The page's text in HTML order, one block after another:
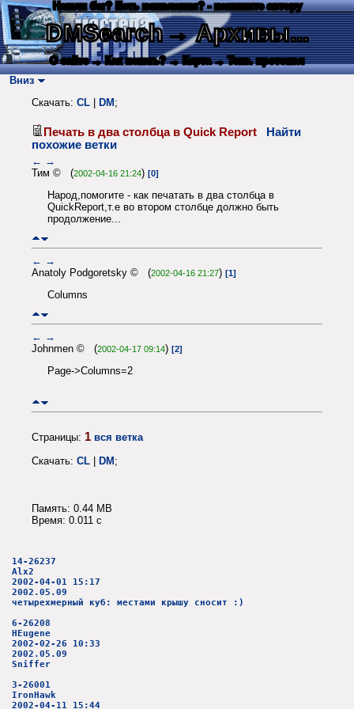
Нашли баг? Есть пожелания? - напишите автору
DMSearch→ Архивы...
О сайте → Как искать? → Карта → Текс. протокол
Вниз
Скачать: CL DM ;
Печать в два столбца в Quick Report
Найти
похожие ветки
← →
Тим © (2002-04-16 21:24) [0]
Народ,помогите - как печатать в два столбца в
QuickReport,т.е во втором столбце должно быть
продолжение...
← →
Anatoly Podgoretsky © (2002-04-16 21:27) [1]
Columns
← →
Johnmen © (2002-04-17 09:14) [2]
Page->Columns=2
Страницы: 1 вся ветка
Скачать: CL | DM;
Память: 0.44 MB
Время: 0.011 c
14-26237
Alx2
2002-04-01 15:17
2002.05.09
четырехмерный куб: местами крышу сносит :)
6-26208
HEugene
2002-02-26 10:33
2002.05.09
Sniffer
3-26001
IronHawk
2002-04-11 15:44